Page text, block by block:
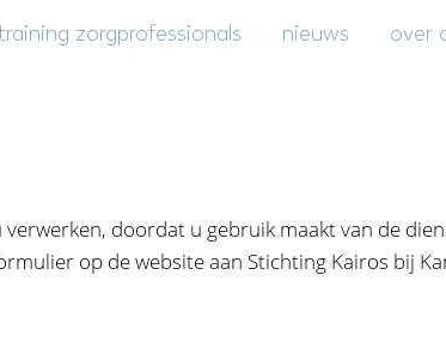
zorgprofessionals nieuws over
doordat u gebruik maakt van de
op de website aan Stichting Kairos bij